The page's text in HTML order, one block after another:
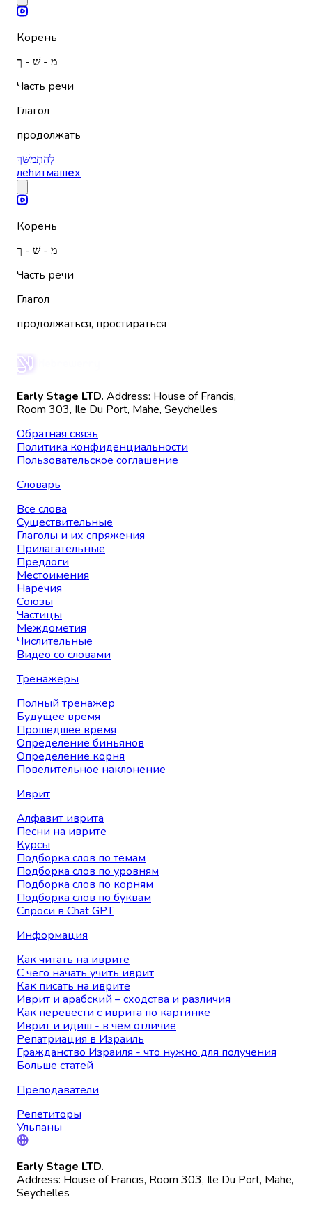
Корень
מ - שׁ - ך
Часть речи
Глагол
продолжать
לְהִתְמַשֵּׁךְ
леhитмашех
Корень
מ - שׁ - ך
Часть речи
Глагол
продолжаться, простираться
Early Stage LTD. Address: House of Francis,
Room 303, Ile Du Port, Mahe, Seychelles
Обратная связь
Политика конфиденциальности
Пользовательское соглашение
Словарь
Все слова
Существительные
Глаголы и их спряжения
Прилагательные
Предлоги
Местоимения
Наречия
Союзы
Частицы
Междометия
Числительные
Видео со словами
Тренажеры
Полный тренажер
Будущее время
Прошедшее время
Определение биньянов
Определение корня
Повелительное наклонение
Иврит
Алфавит иврита
Песни на иврите
Курсы
Подборка слов по темам
Подборка слов по уровням
Подборка слов по корням
Подборка слов по буквам
Спроси в Chat GPT
Информация
Как читать на иврите
С чего начать учить иврит
Как писать на иврите
Иврит и арабский – сходства и различия
Как перевести с иврита по картинке
Иврит и идиш - в чем отличие
Репатриация в Израиль
Гражданство Израиля - что нужно для получения
Больше статей
Преподаватели
Репетиторы
Ульпаны
Early Stage LTD.
Address: House of Francis, Room 303, Ile Du Port, Mahe,
Seychelles